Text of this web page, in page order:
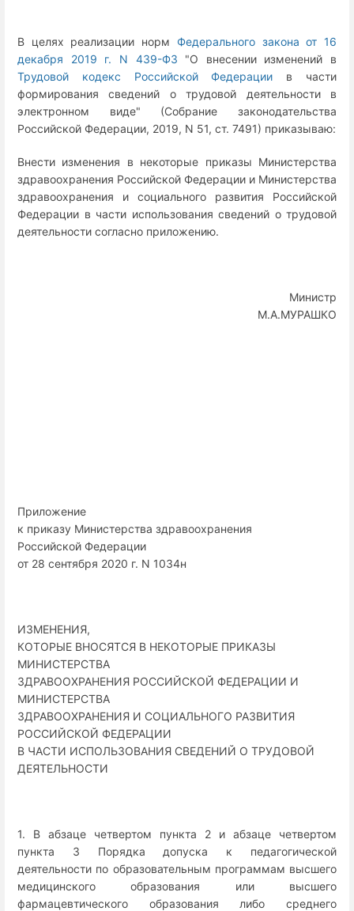
В целях реализации норм Федерального закона от 16
декабря 2019 г. N 439-ФЗ "О внесении изменений в
Трудовой кодекс Российской Федерации в части
формирования сведений о трудовой деятельности в
электронном виде" (Собрание законодательства
Российской Федерации, 2019, N 51, ст. 7491) приказываю:
Внести изменения в некоторые приказы Министерства
здравоохранения Российской Федерации и Министерства
здравоохранения и социального развития Российской
Федерации в части использования сведений о трудовой
деятельности согласно приложению.
Министр
М.А.МУРАШКО
Приложение
к приказу Министерства здравоохранения
Российской Федерации
от 28 сентября 2020 г. N 1034н
ИЗМЕНЕНИЯ,
КОТОРЫЕ ВНОСЯТСЯ В НЕКОТОРЫЕ ПРИКАЗЫ
МИНИСТЕРСТВА
ЗДРАВООХРАНЕНИЯ РОССИЙСКОЙ ФЕДЕРАЦИИ И
МИНИСТЕРСТВА
ЗДРАВООХРАНЕНИЯ И СОЦИАЛЬНОГО РАЗВИТИЯ
РОССИЙСКОЙ ФЕДЕРАЦИИ
В ЧАСТИ ИСПОЛЬЗОВАНИЯ СВЕДЕНИЙ О ТРУДОВОЙ
ДЕЯТЕЛЬНОСТИ
1. В абзаце четвертом пункта 2 и абзаце четвертом
пункта 3 Порядка допуска к педагогической
деятельности по образовательным программам высшего
медицинского образования или высшего
фармацевтического образования либо среднего